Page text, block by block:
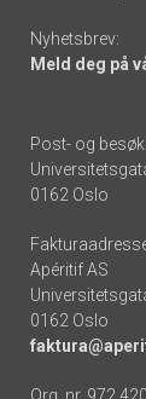
Nyhetsbrev:
Meld deg på
Post- og
0162 Oslo
Apéritif AS
0162 Oslo